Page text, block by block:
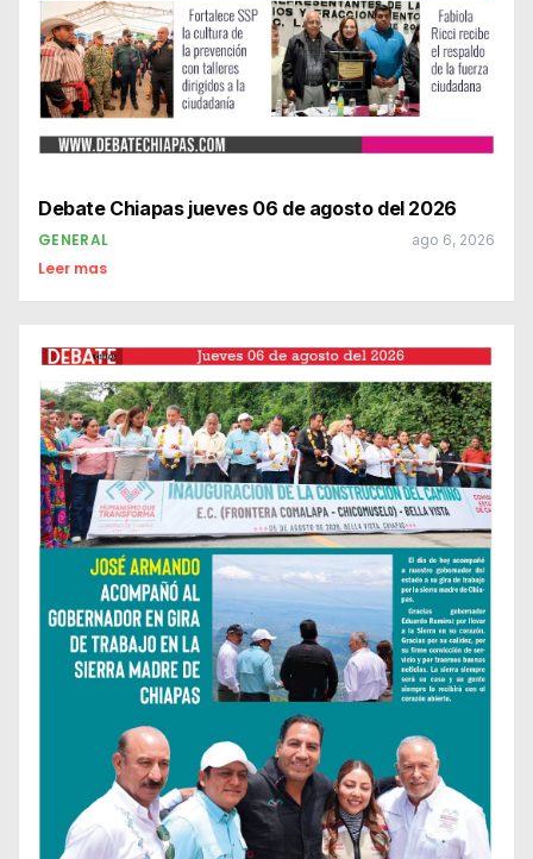
Debate Chiapas jueves 06 de agosto del 2026
GENERAL ago 6, 2026
Leer mas